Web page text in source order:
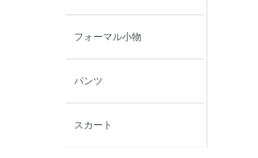
フォーマル小物
パンツ
スカート